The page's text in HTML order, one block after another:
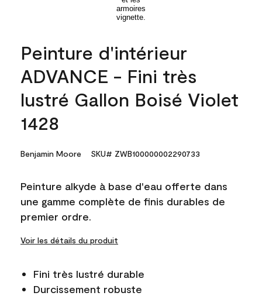
Peinture d'intérieur
ADVANCE - Fini très
lustré Gallon Boisé Violet
1428
Benjamin Moore SKU# ZWB100000002290733
Peinture alkyde à base d'eau offerte dans
une gamme complète de finis durables de
premier ordre.
Voir les détails du produit
Fini très lustré durable
Durcissement robuste